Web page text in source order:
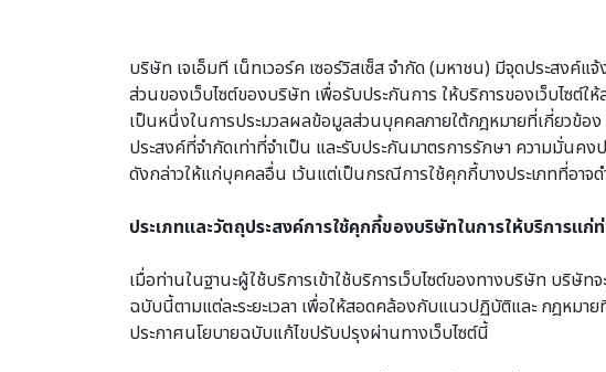
บริษัท เจเอ็มที เน็ทเวอร์ค เซอร์วิสเซ็ส จำกัด (มหาชน) มีจุดประสงค์
ส่วนของเว็บไซต์ของบริษัท เพื่อรับประกันการ ให้บริการของเว็บไซต์ใ
เป็นหนึ่งในการประมวลผลข้อมูลส่วนบุคคลภายใต้กฎหมายที่เกี่ยวข้
ประสงค์ที่จำกัดเท่าที่จำเป็น และรับประกันมาตรการรักษา ความมั่น
ดังกล่าวให้แก่บุคคลอื่น เว้นแต่เป็นกรณีการใช้คุกกี้บางประเภทที่อาจ
ประเภทและวัตถุประสงค์การใช้คุกกี้ของบริษัทในการให้บริการแก่
เมื่อท่านในฐานะผู้ใช้บริการเข้าใช้บริการเว็บไซต์ของทางบริษัท บริ
ฉบับนี้ตามแต่ละระยะเวลา เพื่อให้สอดคล้องกับแนวปฏิบัติและ กฎหม
ประกาศนโยบายฉบับแก้ไขปรับปรุงผ่านทางเว็บไซต์นี้